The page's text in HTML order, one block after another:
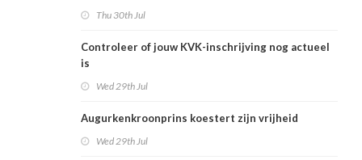
Thu 30th Jul
Controleer of jouw KVK-inschrijving nog actueel
is
Wed 29th Jul
Augurkenkroonprins koestert zijn vrijheid
Wed 29th Jul